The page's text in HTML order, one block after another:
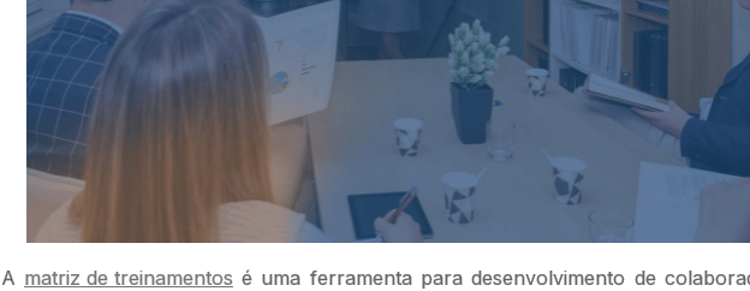
A matriz de treinamentosé uma ferramenta para desenvolvimento de